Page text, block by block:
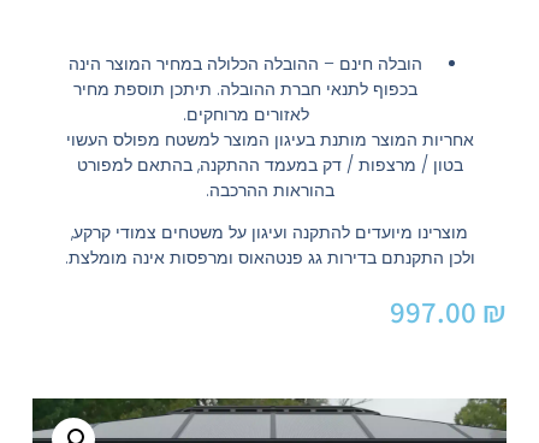
הובלה חינם – ההובלה הכלולה במחיר המוצר הינה
בכפוף לתנאי חברת ההובלה. תיתכן תוספת מחיר
לאזורים מרוחקים.
אחריות המוצר מותנת בעיגון המוצר למשטח מפולס העשוי
בטון / מרצפות / דק במעמד ההתקנה, בהתאם למפורט
בהוראות ההרכבה.
מוצרינו מיועדים להתקנה ועיגון על משטחים צמודי קרקע,
ולכן התקנתם בדירות גג פנטהאוס ומרפסות אינה מומלצת.
997.00 ₪